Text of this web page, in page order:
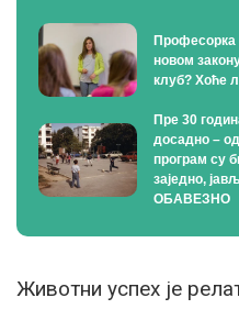
Професорка
новом
клуб? Хоће
Пре 30
досадно –
програм су
заједно,
ОБАВЕЗНО
Животни успех је